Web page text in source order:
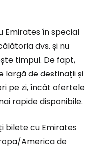
Emirates în special
dvs. și nu
timpul. De fapt,
largă de destinații și
pe zi, încât ofertele
rapide disponibile.
bilete cu Emirates
America de